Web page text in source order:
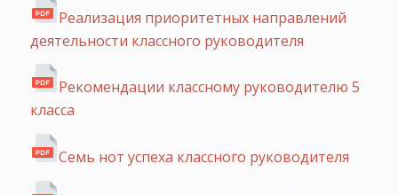
Реализация приоритетных направлений
деятельности классного руководителя
Рекомендации классному руководителю 5
класса
Семь нот успеха классного руководителя